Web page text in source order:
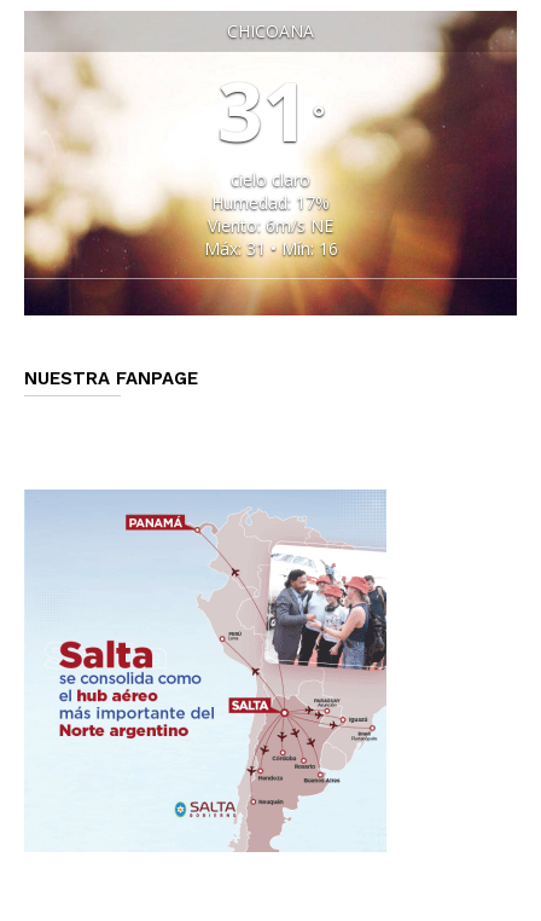
CHICOANA
31 °
cielo claro
Humedad: 17%
Viento: 6m/s NE
Máx: 31 • Mín: 16
NUESTRA FANPAGE